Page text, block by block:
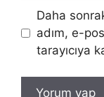
Daha
adım, e-
tarayıcıya